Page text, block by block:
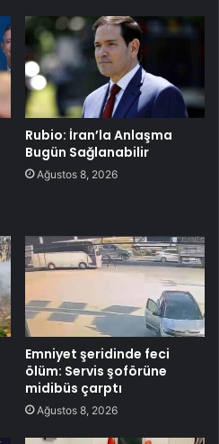
Rubio: İran’la Anlaşma
Bugün Sağlanabilir
Ağustos 8, 2026
Emniyet şeridinde feci
ölüm: Servis şoförüne
midibüs çarptı
Ağustos 8, 2026